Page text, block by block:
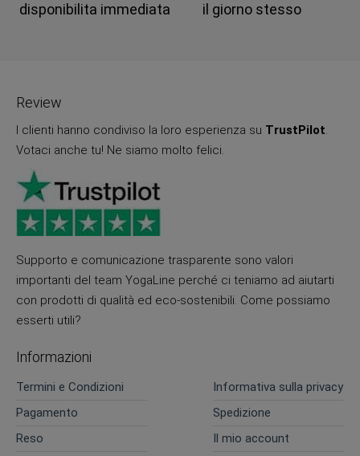
disponibilita immediata
il giorno stesso
Review
I clienti hanno condiviso la loro esperienza su TrustPilot.
Votaci anche tu! Ne siamo molto felici.
Supporto e comunicazione trasparente sono valori
importanti del team YogaLine perché ci teniamo ad aiutarti
con prodotti di qualità ed eco-sostenibili. Come possiamo
esserti utili?
Informazioni
Termini e Condizioni
Informativa sulla privacy
Pagamento
Spedizione
Reso
Il mio account